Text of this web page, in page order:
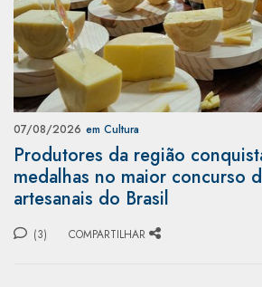
07/08/2026 em Cultura
Produtores da região
medalhas no maior concurso
artesanais do Brasil
(3) COMPARTILHAR